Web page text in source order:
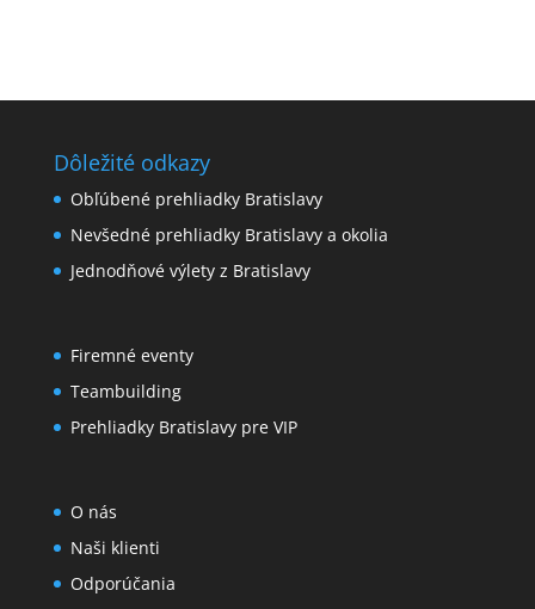
Dôležité odkazy
Obľúbené prehliadky Bratislavy
Nevšedné prehliadky Bratislavy a okolia
Jednodňové výlety z Bratislavy
Firemné eventy
Teambuilding
Prehliadky Bratislavy pre VIP
O nás
Naši klienti
Odporúčania